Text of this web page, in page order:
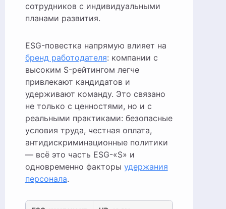
сотрудников с индивидуальными
планами развития.
ESG-повестка напрямую влияет на
бренд работодателя: компании с
высоким S-рейтингом легче
привлекают кандидатов и
удерживают команду. Это связано
не только с ценностями, но и с
реальными практиками: безопасные
условия труда, честная оплата,
антидискриминационные политики
— всё это часть ESG-«S» и
одновременно факторы удержания
персонала.